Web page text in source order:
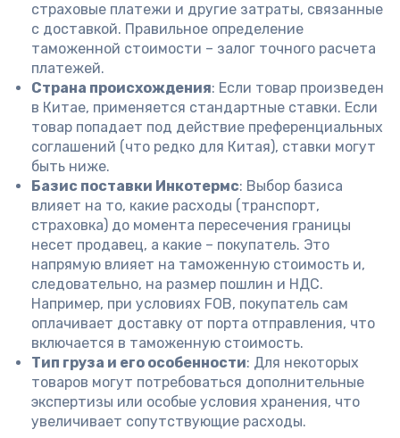
страховые платежи и другие затраты, связанные
с доставкой. Правильное определение
таможенной стоимости – залог точного расчета
платежей.
Страна происхождения: Если товар произведен
в Китае, применяется стандартные ставки. Если
товар попадает под действие преференциальных
соглашений (что редко для Китая), ставки могут
быть ниже.
Базис поставки Инкотермс: Выбор базиса
влияет на то, какие расходы (транспорт,
страховка) до момента пересечения границы
несет продавец, а какие – покупатель. Это
напрямую влияет на таможенную стоимость и,
следовательно, на размер пошлин и НДС.
Например, при условиях FOB, покупатель сам
оплачивает доставку от порта отправления, что
включается в таможенную стоимость.
Тип груза и его особенности: Для некоторых
товаров могут потребоваться дополнительные
экспертизы или особые условия хранения, что
увеличивает сопутствующие расходы.